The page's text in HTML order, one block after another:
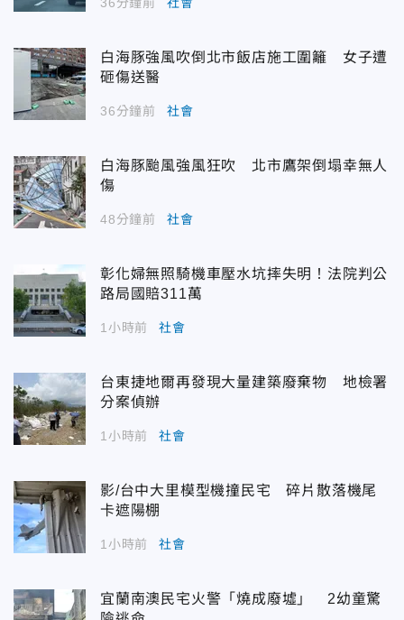
白海豚強風吹倒北市飯店施工圍籬 女子遭
砸傷送醫
36分鐘前 社會
白海豚颱風強風狂吹 北市鷹架倒塌幸無人
傷
48分鐘前 社會
彰化婦無照騎機車壓水坑摔失明！法院判公
路局國賠311萬
1小時前 社會
台東捷地爾再發現大量建築廢棄物 地檢署
分案偵辦
1小時前 社會
影/台中大里模型機撞民宅 碎片散落機尾
卡遮陽棚
1小時前 社會
宜蘭南澳民宅火警「燒成廢墟」 2幼童驚